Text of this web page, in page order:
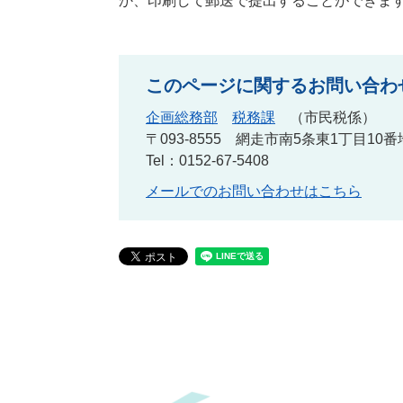
このページに関するお問い合わ
企画総務部 税務課
市民税係
〒093-8555
網走市南5条東1丁目10番
Tel：0152-67-5408
メールでのお問い合わせはこちら